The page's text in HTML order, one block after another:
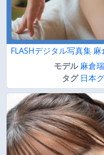
FLASHデジタル写真集
モデル 麻倉
タグ 日本